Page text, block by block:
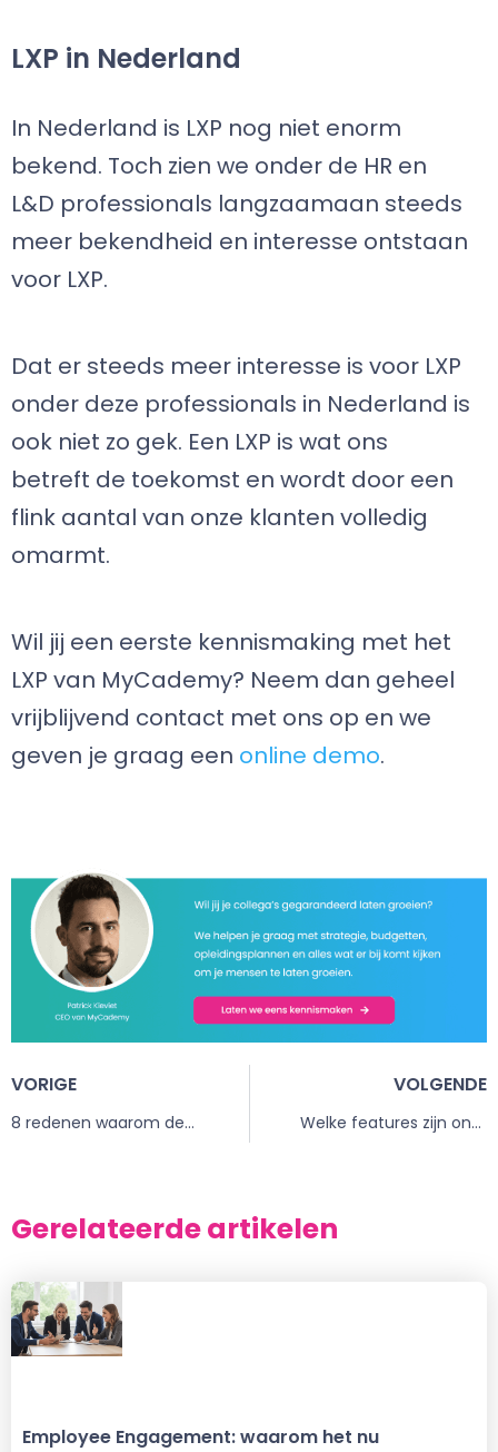
LXP in Nederland
In Nederland is LXP nog niet enorm
bekend. Toch zien we onder de HR en
L&D professionals langzaamaan steeds
meer bekendheid en interesse ontstaan
voor LXP.
Dat er steeds meer interesse is voor LXP
onder deze professionals in Nederland is
ook niet zo gek. Een LXP is wat ons
betreft de toekomst en wordt door een
flink aantal van onze klanten volledig
omarmt.
Wil jij een eerste kennismaking met het
LXP van MyCademy? Neem dan geheel
vrijblijvend contact met ons op en we
geven je graag een online demo.
VORIGE
8 redenen waarom de HR-medewerker onmisbaar is
VOLGENDE
Welke features zijn onmisbaar in een leerplatform?
Gerelateerde artikelen
Employee Engagement: waarom het nu